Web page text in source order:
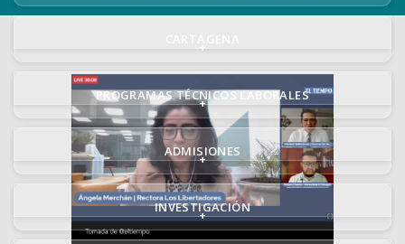
+
PROGRAMAS TÉCNICOS LABORALES
+
ADMISIONES
+
INVESTIGACIÓN
+